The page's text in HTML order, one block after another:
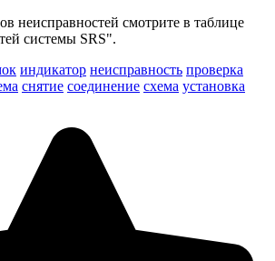
неисправно­стей смотрите в таблице
системы SRS".
индикатор неисправность проверка
снятие соединение схема установка